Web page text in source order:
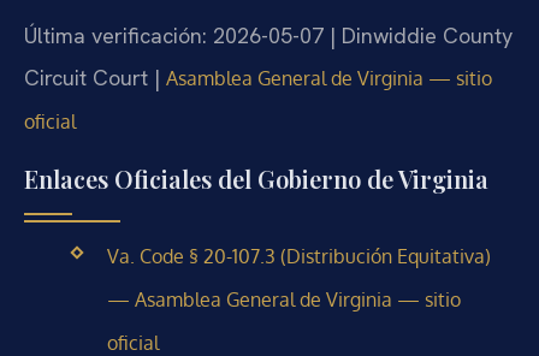
Última verificación: 2026-05-07 | Dinwiddie County
Circuit Court | Asamblea General de Virginia — sitio
oficial
Enlaces Oficiales del Gobierno de Virginia
Va. Code § 20-107.3 (Distribución Equitativa)
— Asamblea General de Virginia — sitio
oficial